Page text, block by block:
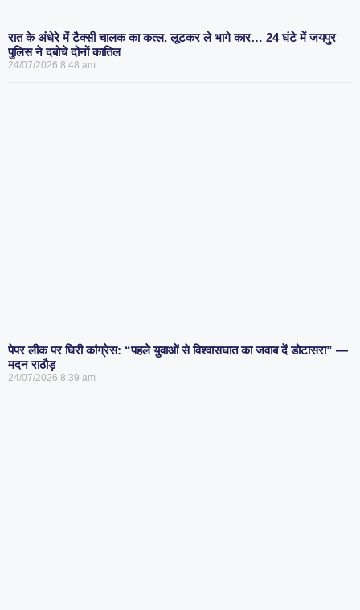
रात के अंधेरे में टैक्सी चालक का कत्ल, लूटकर ले भागे कार… 24 घंटे में जयपुर
पुलिस ने दबोचे दोनों कातिल
24/07/2026 8:48 am
पेपर लीक पर घिरी कांग्रेस: “पहले युवाओं से विश्वासघात का जवाब दें डोटासरा” —
मदन राठौड़
24/07/2026 8:39 am